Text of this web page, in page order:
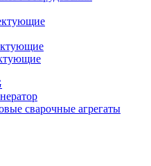
сварочные агрегаты